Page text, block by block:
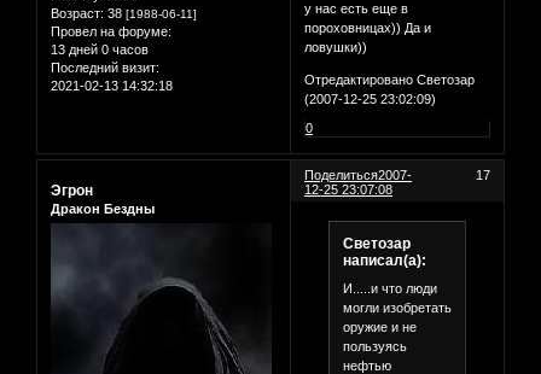
Возраст: 38 [1988-06-11]
Провел на форуме:
13 дней 0 часов
Последний визит:
2021-02-13 14:32:18
у нас есть еще в
пороховницах)) Да и
ловушки))
Отредактировано Светозар
(2007-12-25 23:02:09)
0
Поделиться 17
2007-
12-25 23:07:08
Эгрон
Дракон Бездны
Светозар
написал(а):
И.....и что люди
могли изобретать
оружие и не
пользуясь
нефтью